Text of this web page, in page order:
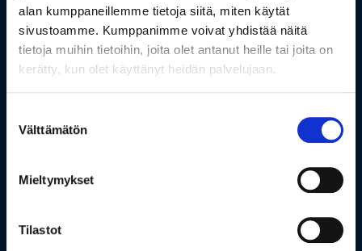
alan kumppaneillemme tietoja siitä, miten käytät
sivustoamme. Kumppanimme voivat yhdistää näitä
tietoja muihin tietoihin, joita olet antanut heille tai joita on
kerätty, kun olet käyttänyt heidän palvelujaan.
valinta
Välttämätön
Mieltymykset
Tilastot